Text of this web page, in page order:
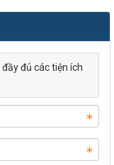
đủ các tiện ích